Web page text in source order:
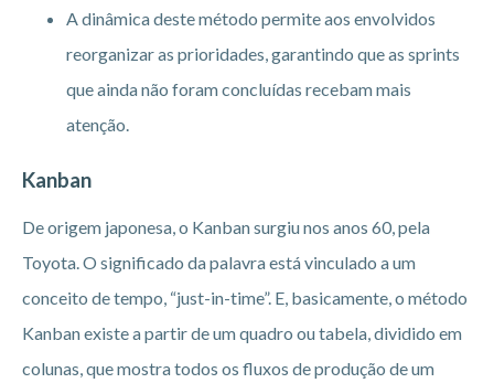
A dinâmica deste método permite aos envolvidos
reorganizar as prioridades, garantindo que as sprints
que ainda não foram concluídas recebam mais
atenção.
Kanban
De origem japonesa, o Kanban surgiu nos anos 60, pela
Toyota. O significado da palavra está vinculado a um
conceito de tempo, “just-in-time”. E, basicamente, o método
Kanban existe a partir de um quadro ou tabela, dividido em
colunas, que mostra todos os fluxos de produção de um